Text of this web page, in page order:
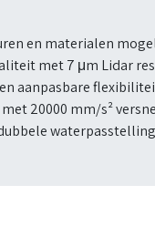
en materialen
met 7 μm Lidar
aanpasbare
met 20000 mm/s²
waterpasstelling